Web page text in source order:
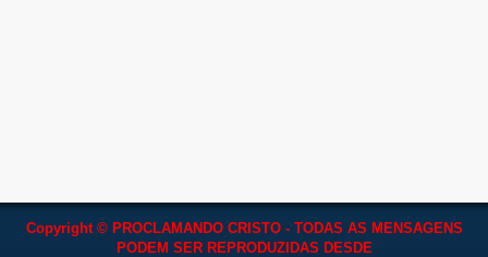
Copyright © PROCLAMANDO CRISTO - TODAS AS MENSAGENS
PODEM SER REPRODUZIDAS DESDE